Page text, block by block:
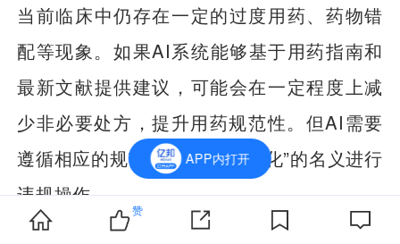
当前临床中仍存在一定的过度用药、药物错
配等现象。如果AI系统能够基于用药指南和
最新文献提供建议，可能会在一定程度上减
少非必要处方，提升用药规范性。但AI需要
遵循相应的规范，不能以“个性化”的名义进行
违规操作。
APP内打开
赞